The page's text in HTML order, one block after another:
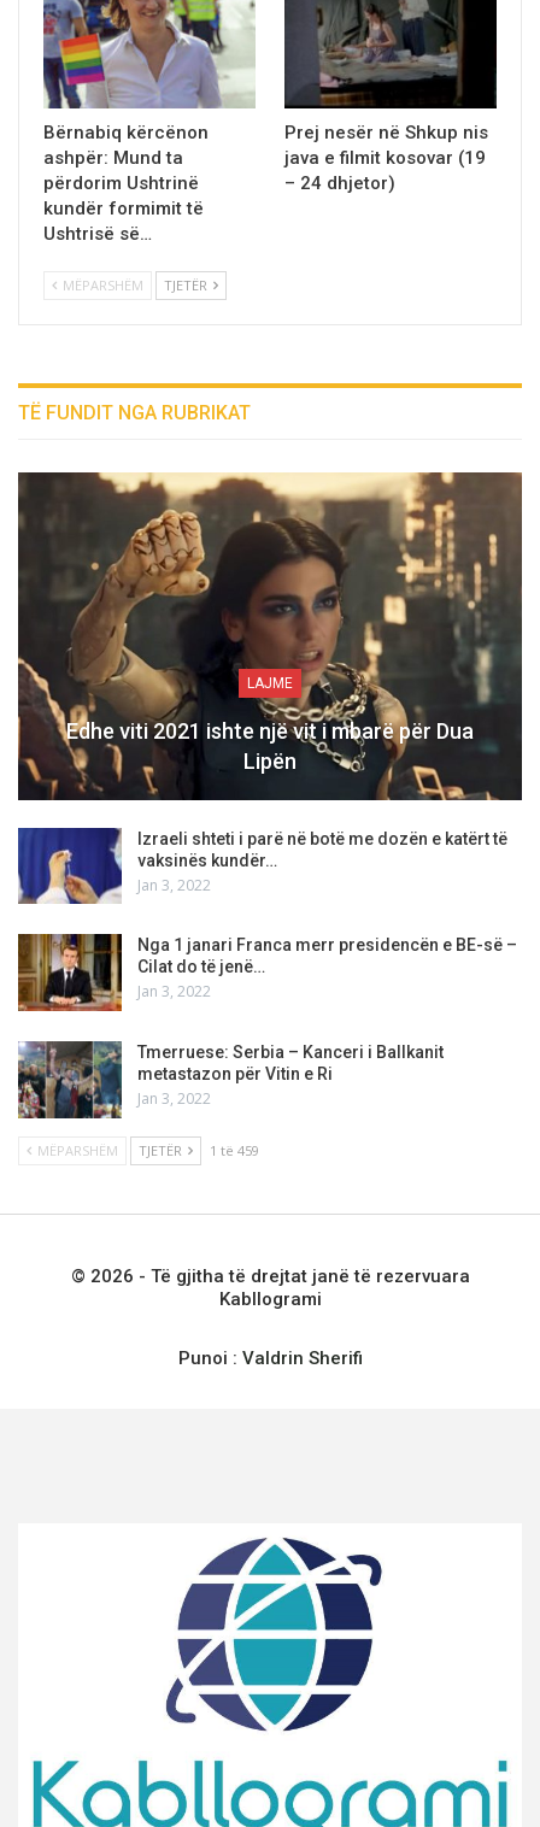
Bërnabiq kërcënon
ashpёr: Mund ta
përdorim Ushtrinë
kundёr formimit të
Ushtrisë së…
Prej nesёr nё Shkup nis
java e filmit kosovar (19
– 24 dhjetor)
MËPARSHËM TJETËR
TË FUNDIT NGA RUBRIKAT
LAJME
Edhe viti 2021 ishte një vit i mbarë për Dua
Lipën
Izraeli shteti i parë në botë me dozën e katërt të
vaksinës kundër…
Jan 3, 2022
Nga 1 janari Franca merr presidencën e BE-së –
Cilat do të jenë…
Jan 3, 2022
Tmerruese: Serbia – Kanceri i Ballkanit
metastazon për Vitin e Ri
Jan 3, 2022
MËPARSHËM TJETËR 1 të 459
© 2026 - Të gjitha të drejtat janë të rezervuara
Kabllogrami
Punoi : Valdrin Sherifi